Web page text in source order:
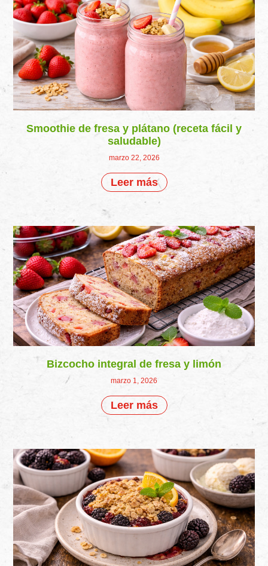
Smoothie de fresa y plátano (receta fácil y
saludable)
marzo 22, 2026
Leer más
Bizcocho integral de fresa y limón
marzo 1, 2026
Leer más